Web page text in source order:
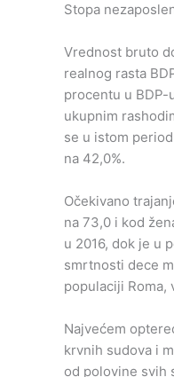
Stopa
Vrednost bruto
realnog rasta
procentu u BDP-
ukupnim
se u istom
na 42,0%.
Očekivano
na 73,0 i kod
u 2016, dok je u
smrtnosti dece
populaciji Roma,
Najvećem
krvnih sudova i
od polovine svih